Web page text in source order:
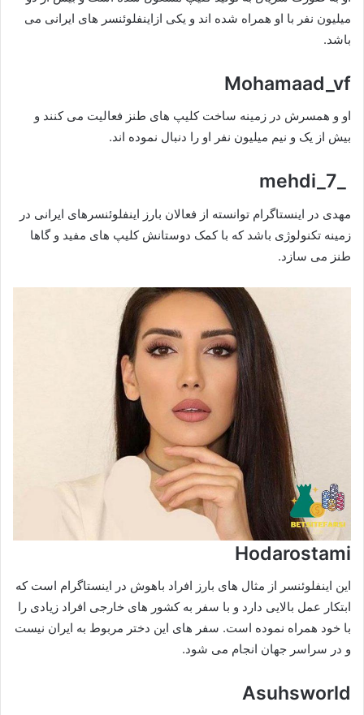
میلیون نفر با او همراه شده اند و یکی ازاینفلوئنسر های ایرانی می
باشد.
Mohamaad_vf
او و همسرش در زمینه ساخت کلیپ های طنز فعالیت می کنند و
بیش از یک و نیم میلیون نفر او را دنبال نموده اند.
مهدی در اینستاگرام توانسته از فعالان بارز اینفلوئنسرهای ایرانی در
زمینه تکنولوژی باشد که با کمک دوستانش کلیپ های مفید و گاها
طنز می سازد.
Hodarostami
این اینفلوئنسر از مثال های بارز افراد باهوش در اینستاگرام است که
ابتکار عمل بالایی دارد و با سفر به کشور های خارجی افراد زیادی را
با خود همراه نموده است. سفر های این دختر مربوط به ایران نیست
و در سراسر جهان انجام می شود.
Asuhsworld